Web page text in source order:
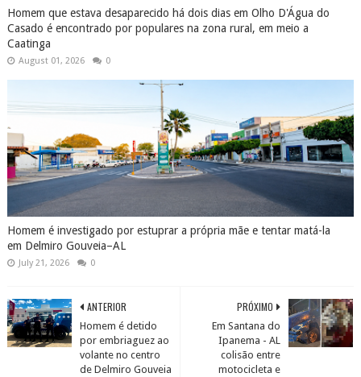
Homem que estava desaparecido há dois dias em Olho D'Água do
Casado é encontrado por populares na zona rural, em meio a
Caatinga
August 01, 2026 0
Homem é investigado por estuprar a própria mãe e tentar matá-la
em Delmiro Gouveia–AL
July 21, 2026 0
PRÓXIMO
Em Santana do
Ipanema - AL
colisão entre
motocicleta e
ANTERIOR
Homem é detido
por embriaguez ao
volante no centro
de Delmiro Gouveia